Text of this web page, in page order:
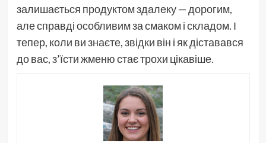
залишається продуктом здалеку — дорогим,
але справді особливим за смаком і складом. І
тепер, коли ви знаєте, звідки він і як діставався
до вас, з’їсти жменю стає трохи цікавіше.